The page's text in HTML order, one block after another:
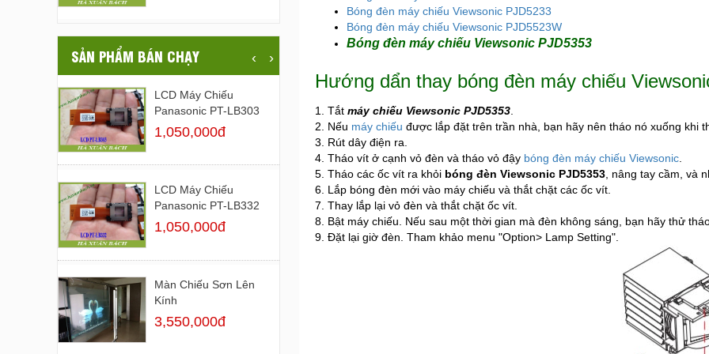
Bóng đèn máy chiếu Viewsonic PJD5233
Bóng đèn máy chiếu Viewsonic PJD5523W
Bóng đèn máy chiếu Viewsonic PJD5353
Hướng dẩn thay bóng đèn máy chiếu
1. Tắt máy chiếu Viewsonic PJD5353
2. Nếu máy chiếu được lắp đặt trên trần nhà, bạn hãy nên tháo nó xuống khi
3. Rút dây điện ra.
4. Tháo vít ở cạnh vỏ đèn và tháo vỏ đậy bóng đèn máy chiếu Viewsonic
5. Tháo các ốc vít ra khỏi bóng đèn Viewsonic PJD5353 , nâng tay cầm, và
6. Lắp bóng đèn mới vào máy chiếu và thắt chặt các ốc vít.
7. Thay lắp lại vỏ đèn và thắt chặt ốc vít.
8. Bật máy chiếu. Nếu sau một thời gian mà đèn không sáng, bạn hãy thử
9. Đặt lại giờ đèn. Tham khảo menu "Option> Lamp Setting".
SẢN PHẨM BÁN CHẠY ‹ ›
LCD Máy Chiếu
Panasonic PT-LB303
1,050,000đ
LCD Máy Chiếu
Panasonic PT-LB332
1,050,000đ
Màn Chiếu Sơn Lên
Kính
3,550,000đ